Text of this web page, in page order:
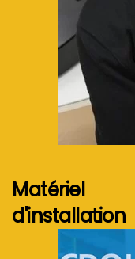
Matériel
d'installation